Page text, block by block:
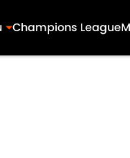
Champions League